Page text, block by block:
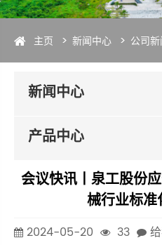
主页 新闻中心 公司
新闻中心
产品中心
会议快讯丨泉工股份
械行业标
2024-05-20 33